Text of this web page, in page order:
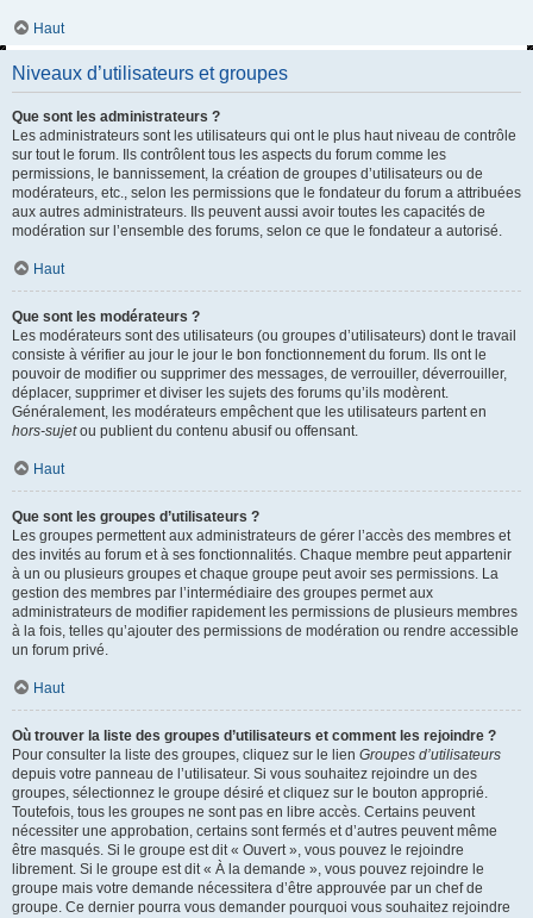
Haut
Niveaux d’utilisateurs et groupes
Que sont les administrateurs ?
Les administrateurs sont les utilisateurs qui ont le plus haut niveau de contrôle
sur tout le forum. Ils contrôlent tous les aspects du forum comme les
permissions, le bannissement, la création de groupes d’utilisateurs ou de
modérateurs, etc., selon les permissions que le fondateur du forum a attribuées
aux autres administrateurs. Ils peuvent aussi avoir toutes les capacités de
modération sur l’ensemble des forums, selon ce que le fondateur a autorisé.
Haut
Que sont les modérateurs ?
Les modérateurs sont des utilisateurs (ou groupes d’utilisateurs) dont le travail
consiste à vérifier au jour le jour le bon fonctionnement du forum. Ils ont le
pouvoir de modifier ou supprimer des messages, de verrouiller, déverrouiller,
déplacer, supprimer et diviser les sujets des forums qu’ils modèrent.
Généralement, les modérateurs empêchent que les utilisateurs partent en
hors-sujetou publient du contenu abusif ou offensant.
Haut
Que sont les groupes d’utilisateurs ?
Les groupes permettent aux administrateurs de gérer l’accès des membres et
des invités au forum et à ses fonctionnalités. Chaque membre peut appartenir
à un ou plusieurs groupes et chaque groupe peut avoir ses permissions. La
gestion des membres par l’intermédiaire des groupes permet aux
administrateurs de modifier rapidement les permissions de plusieurs membres
à la fois, telles qu’ajouter des permissions de modération ou rendre accessible
un forum privé.
Haut
Où trouver la liste des groupes d’utilisateurs et comment les rejoindre ?
Pour consulter la liste des groupes, cliquez sur le lien Groupes d’utilisateurs
depuis votre panneau de l’utilisateur. Si vous souhaitez rejoindre un des
groupes, sélectionnez le groupe désiré et cliquez sur le bouton approprié.
Toutefois, tous les groupes ne sont pas en libre accès. Certains peuvent
nécessiter une approbation, certains sont fermés et d’autres peuvent même
être masqués. Si le groupe est dit « Ouvert », vous pouvez le rejoindre
librement. Si le groupe est dit « À la demande », vous pouvez rejoindre le
groupe mais votre demande nécessitera d’être approuvée par un chef de
groupe. Ce dernier pourra vous demander pourquoi vous souhaitez rejoindre